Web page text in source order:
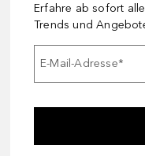
Erfahre ab sofort
Trends und
E-Mail-Adresse*